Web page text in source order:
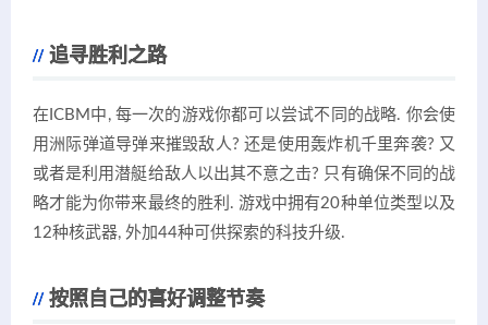
追寻胜利之路
在ICBM中, 每一次的游戏你都可以尝试不同的战略. 你会使
用洲际弹道导弹来摧毁敌人? 还是使用轰炸机千里奔袭? 又
或者是利用潜艇给敌人以出其不意之击? 只有确保不同的战
略才能为你带来最终的胜利. 游戏中拥有20种单位类型以及
12种核武器, 外加44种可供探索的科技升级.
按照自己的喜好调整节奏